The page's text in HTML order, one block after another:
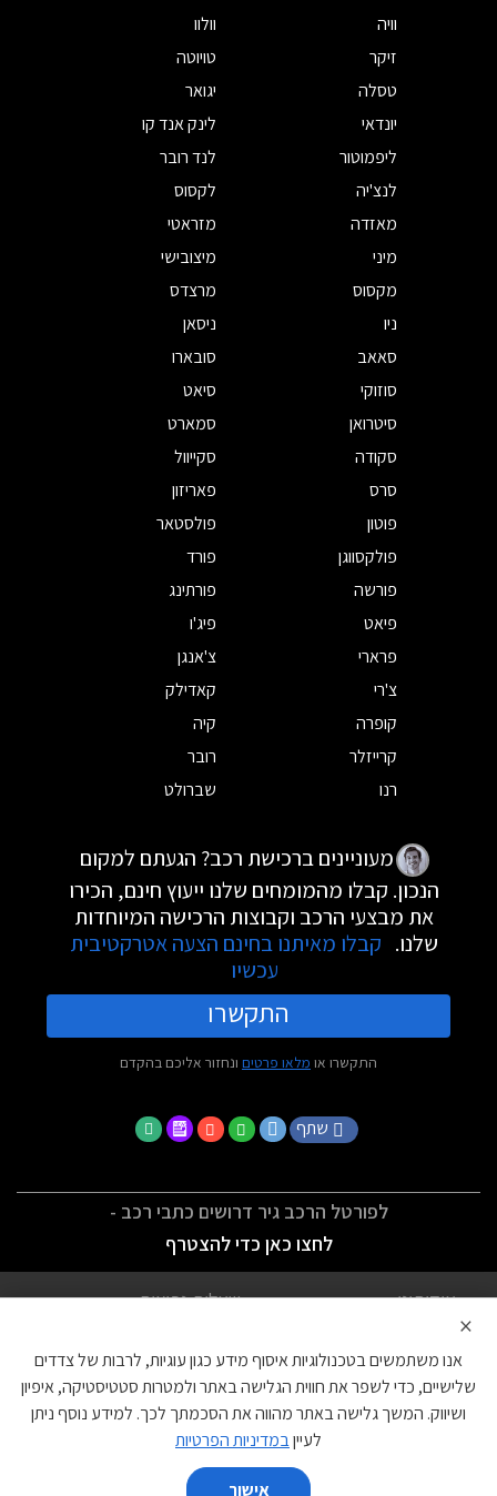
וויה
וולוו
זיקר
טויוטה
טסלה
יגואר
יונדאי
לינק אנד קו
ליפמוטור
לנד רובר
לנצ'יה
לקסוס
מאזדה
מזראטי
מיני
מיצובישי
מקסוס
מרצדס
ניו
ניסאן
סאאב
סובארו
סוזוקי
סיאט
סיטרואן
סמארט
סקודה
סקייוול
סרס
פאריזון
פוטון
פולסטאר
פולקסווגן
פורד
פורשה
פורתינג
פיאט
פיג'ו
פרארי
צ'אנגן
צ'רי
קאדילק
קופרה
קיה
קרייזלר
רובר
רנו
שברולט
מעוניינים ברכישת רכב? הגעתם למקום
הנכון. קבלו מהמומחים שלנו ייעוץ חינם, הכירו
את מבצעי הרכב וקבוצות הרכישה המיוחדות
שלנו. קבלו מאיתנו בחינם הצעה אטרקטיבית
עכשיו
התקשרו
התקשרו או מלאו פרטים ונחזור אליכם בהקדם
שתף
לפורטל הרכב גיר דרושים כתבי רכב -
לחצו כאן כדי להצטרף
אודותינו
שאלות נפוצות
הצהרת נגישות
צור קשר
עוגיות
×
אנו משתמשים בטכנולוגיות איסוף מידע כגון עוגיות, לרבות של צדדים
שלישיים, כדי לשפר את חווית הגלישה באתר ולמטרות סטטיסטיקה, איפיון
ושיווק. המשך גלישה באתר מהווה את הסכמתך לכך. למידע נוסף ניתן
לעייןבמדיניות הפרטיות
אישור